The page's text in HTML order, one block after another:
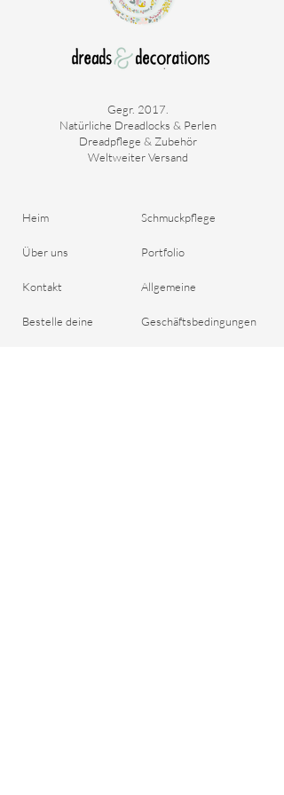
Gegr. 2017.
Natürliche Dreadlocks & Perlen
Dreadpflege & Zubehör
Weltweiter Versand
Heim
Über uns
Kontakt
Bestelle deine
Schmuckpflege
Portfolio
Allgemeine
Geschäftsbedingungen